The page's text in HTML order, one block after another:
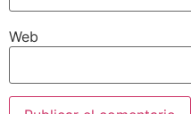
Web